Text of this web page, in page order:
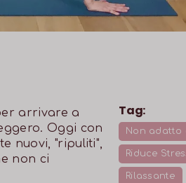
arrivare a
Oggi con
nuovi, "ripuliti",
non ci
Tag:
Non adatto
Riduce
Rilassante